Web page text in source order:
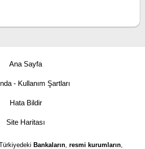
Ana Sayfa
- Kullanım Şartları
Hata Bildir
Site Haritası
Bankaların, resmi kurumların,